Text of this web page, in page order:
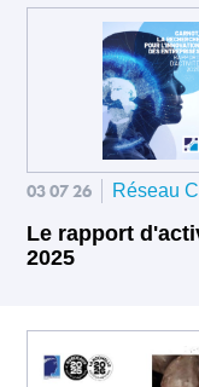
03 07 26 Réseau
Le rapport
2025